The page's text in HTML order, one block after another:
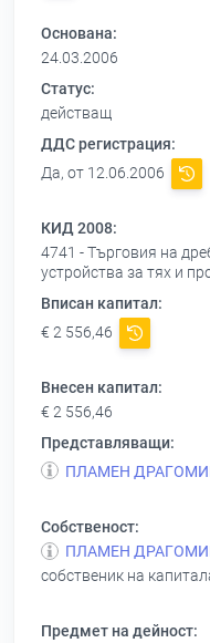
Основана:
24.03.2006
Статус:
действащ
ДДС регистрация:
Да, от 12.06.2006
КИД 2008:
4741 - Търговия на
устройства за тях и
Вписан капитал:
€ 2 556,46
Внесен капитал:
€ 2 556,46
Представляващи:
ПЛАМЕН
Собственост:
ПЛАМЕН
собственик на
Предмет на дейност: